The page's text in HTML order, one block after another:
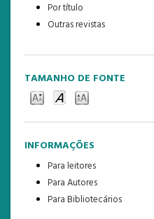
Por título
Outras revistas
TAMANHO DE FONTE
INFORMAÇÕES
Para leitores
Para Autores
Para Bibliotecários